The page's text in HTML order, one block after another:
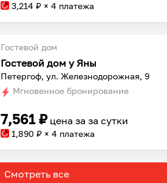
3,214 ₽ × 4 платежа
Гостевой дом
Гостевой дом у Яны
Петергоф, ул. Железнодорожная, 9
Мгновенное бронирование
7,561₽ цена заза сутки
1,890 ₽ × 4 платежа
Смотреть все